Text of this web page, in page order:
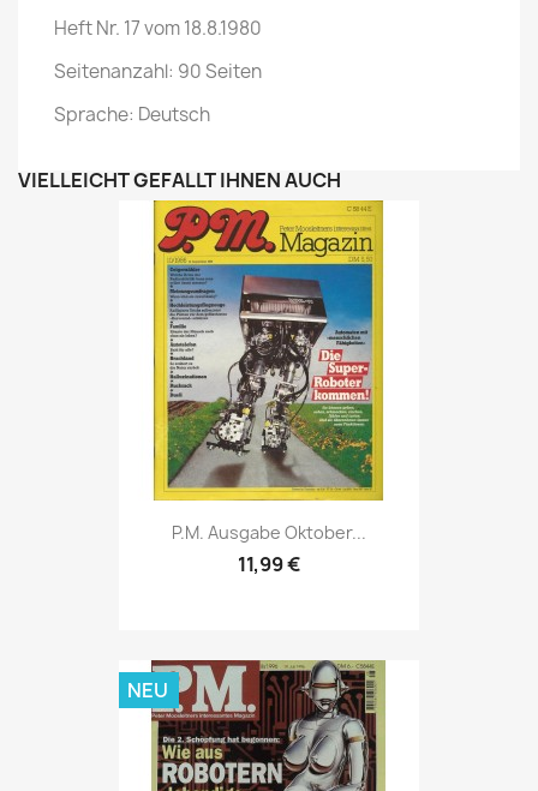
Heft Nr. 17 vom 18.8.1980
Seitenanzahl: 90 Seiten
Sprache: Deutsch
VIELLEICHT GEFÄLLT IHNEN AUCH
Vorschau
P.M. Ausgabe Oktober...
11,99 €
NEU